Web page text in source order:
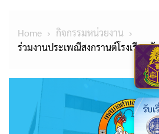
Home
กิจกรรมหน่วยงาน
ร่วมงานประเพณีสงกรานต์โรงเรียนชั